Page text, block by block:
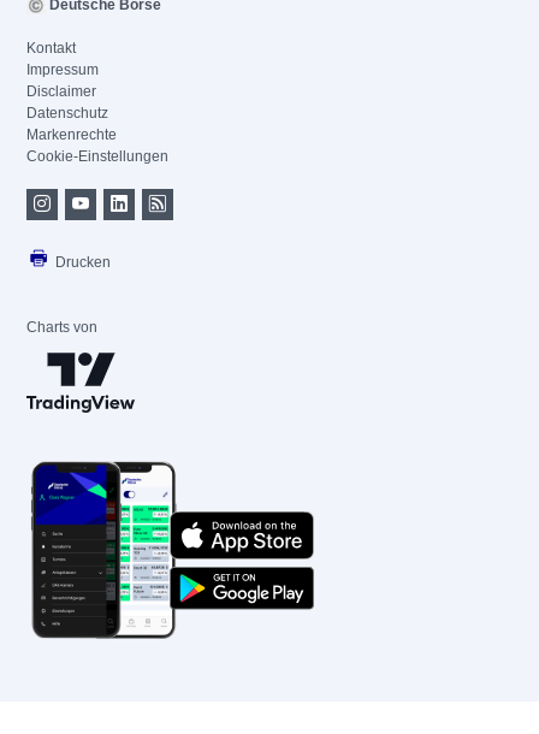
Deutsche Börse
Kontakt
Impressum
Disclaimer
Datenschutz
Markenrechte
Cookie-Einstellungen
Drucken
Charts von